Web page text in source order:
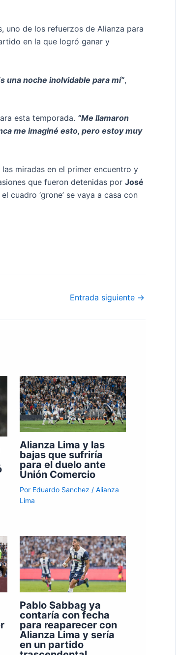
uno de los refuerzos de Alianza para
en la que logró ganar y
una noche inolvidable para mí”,
esta temporada. “Me llamaron
me imaginé esto, pero estoy muy
miradas en el primer encuentro y
que fueron detenidas por José
cuadro ‘grone’ se vaya a casa con
Entrada siguiente →
Alianza Lima y las
bajas que sufriría
para el duelo ante
Unión Comercio
Por Eduardo Sanchez / Alianza
Lima
Pablo Sabbag ya
contaría con fecha
para reaparecer con
Alianza Lima y sería
en un partido